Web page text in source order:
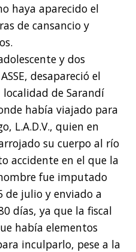
haya aparecido el
de cansancio y
y dos
desapareció el
de Sarandí
había viajado para
L.A.D.V., quien en
su cuerpo al río
accidente en el que la
fue imputado
de julio y enviado a
días, ya que la fiscal
había elementos
inculparlo, pese a la